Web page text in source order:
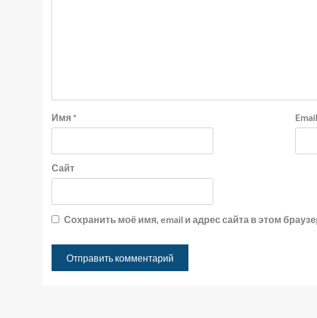
Имя * Email
Сайт
Сохранить моё имя, email и адрес сайта в этом